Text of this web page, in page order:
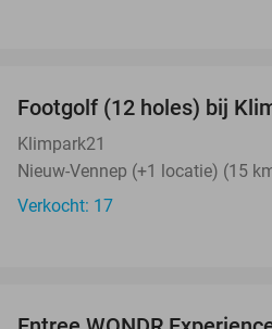
NEW
TODAY
Footgolf (12 holes) bij
Klimpark21
Nieuw-Vennep (+1 locatie) (15
Verkocht: 17